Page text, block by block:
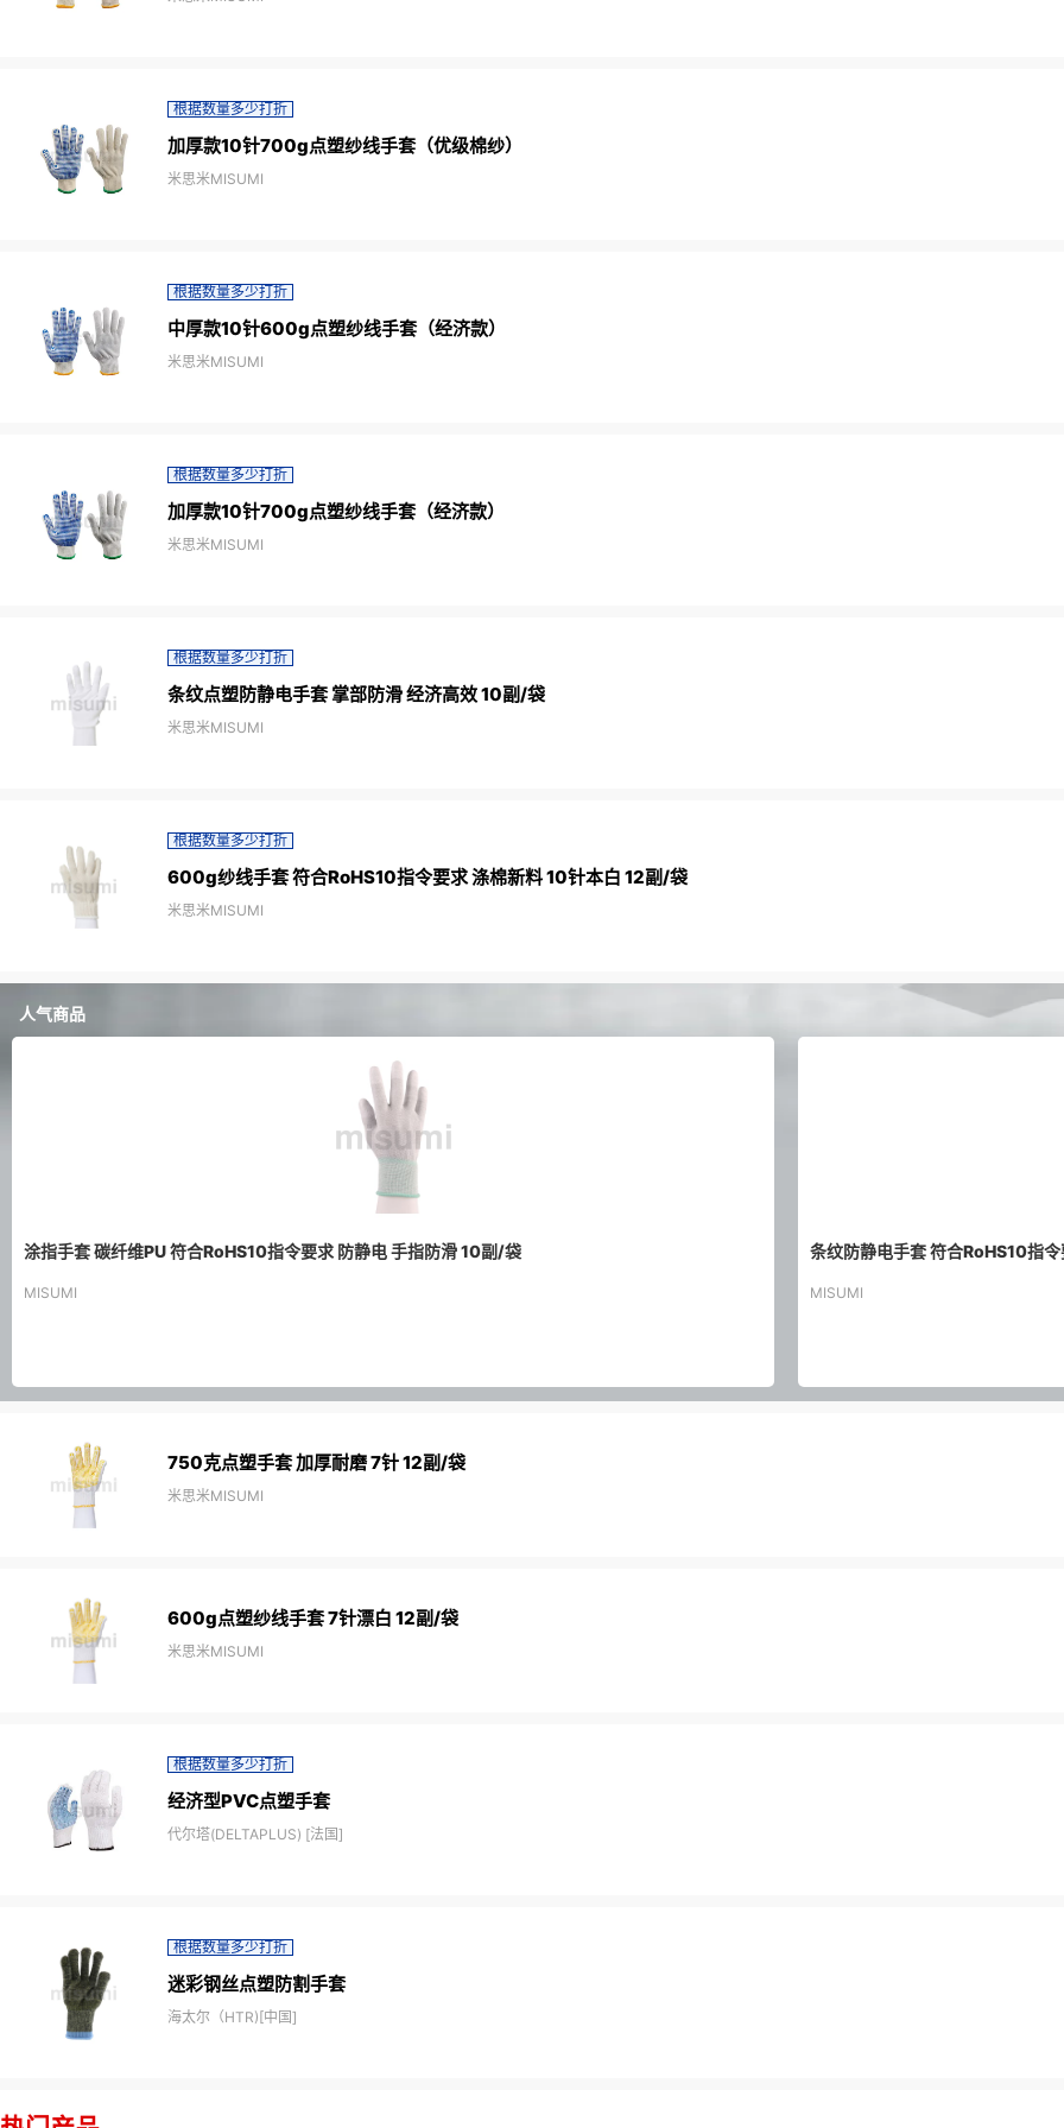
根据数量多少打折
加厚款10针700g点塑纱线手套（优级棉纱）
米思米MISUMI
根据数量多少打折
中厚款10针600g点塑纱线手套（经济款）
米思米MISUMI
根据数量多少打折
加厚款10针700g点塑纱线手套（经济款）
米思米MISUMI
根据数量多少打折
条纹点塑防静电手套 掌部防滑 经济高效 10副/袋
米思米MISUMI
根据数量多少打折
600g纱线手套 符合RoHS10指令要求 涤棉新料 10针本白 12副/袋
米思米MISUMI
人气商品
涂指手套 碳纤维PU 符合RoHS10指令要求 防静电 手指防滑 10副/袋
MISUMI
条纹防静电手套 符合RoHS10指
MISUMI
750克点塑手套 加厚耐磨 7针 12副/袋
米思米MISUMI
600g点塑纱线手套 7针漂白 12副/袋
米思米MISUMI
根据数量多少打折
经济型PVC点塑手套
代尔塔(DELTAPLUS) [法国]
根据数量多少打折
迷彩钢丝点塑防割手套
海太尔（HTR)[中国]